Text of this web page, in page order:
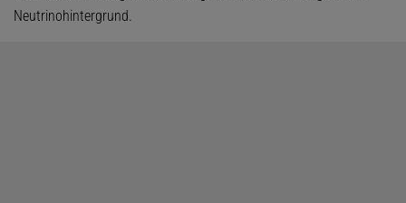
Neutrinohintergrund.